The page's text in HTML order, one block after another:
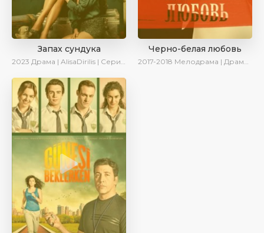
Запах сундука
2023 Драма | AlisaDirilis | Сериалы 2023
Черно-белая любовь
2017-2018 Мелодрама | Драма | Боевик | SesDizi